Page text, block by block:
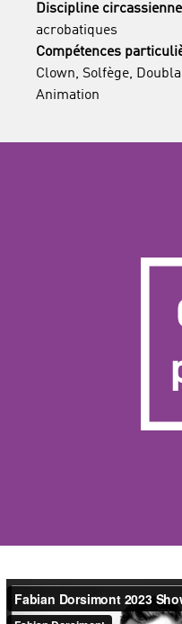
Discipline
acrobatiques
Compétences
Clown, Solfège,
Animation